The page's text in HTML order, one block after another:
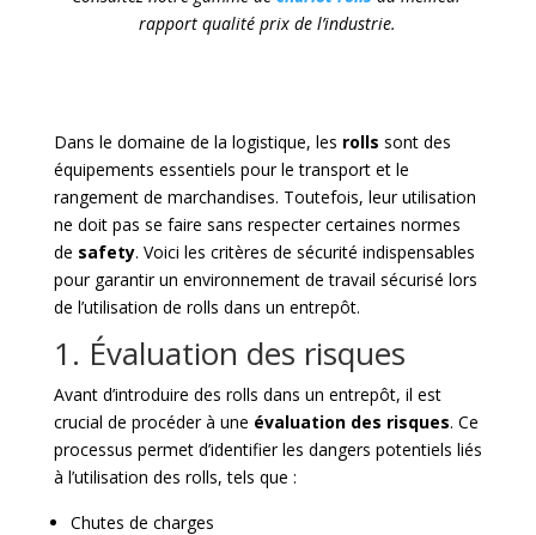
rapport qualité prix de l’industrie.
Dans le domaine de la logistique, les rolls sont des
équipements essentiels pour le transport et le
rangement de marchandises. Toutefois, leur utilisation
ne doit pas se faire sans respecter certaines normes
de safety. Voici les critères de sécurité indispensables
pour garantir un environnement de travail sécurisé lors
de l’utilisation de rolls dans un entrepôt.
1. Évaluation des risques
Avant d’introduire des rolls dans un entrepôt, il est
crucial de procéder à une évaluation des risques. Ce
processus permet d’identifier les dangers potentiels liés
à l’utilisation des rolls, tels que :
Chutes de charges